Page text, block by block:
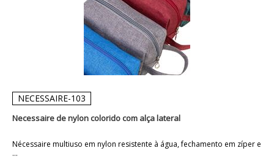
NECESSAIRE-103
Necessaire de nylon colorido com alça lateral
Nécessaire multiuso em nylon resistente à água, fechamento em zíper e
...